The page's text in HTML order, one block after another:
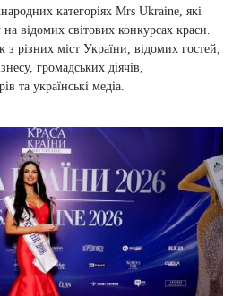
категоріях Mrs Ukraine, які
відомих світових конкурсах краси.
з різних міст України, відомих гостей,
громадських діячів,
та українські медіа.